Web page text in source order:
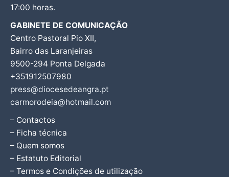
17:00 horas.
GABINETE DE COMUNICAÇÃO
Centro Pastoral Pio XII,
Bairro das Laranjeiras
9500-294 Ponta Delgada
+351912507980
press@diocesedeangra.pt
carmorodeia@hotmail.com
– Contactos
– Ficha técnica
– Quem somos
– Estatuto Editorial
– Termos e Condições de utilização